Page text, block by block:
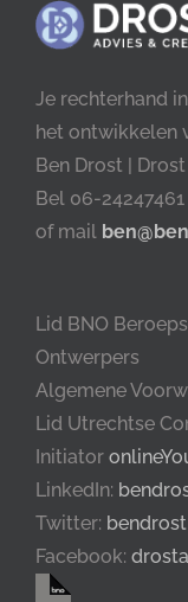
Je rechterhand
het ontwikkelen
Ben Drost |
Bel 06-24247461
of mail
Lid BNO
Ontwerpers
Algemene
Lid Utrechtse
Initiator
LinkedIn:
Twitter: bendrost
Facebook: